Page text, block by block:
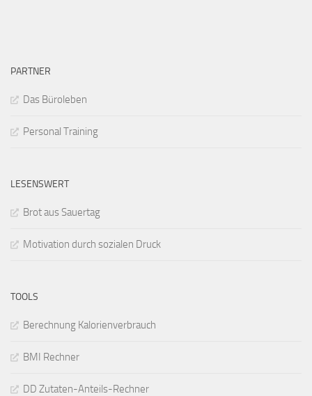
PARTNER
Das Büroleben
Personal Training
LESENSWERT
Brot aus Sauertag
Motivation durch sozialen Druck
TOOLS
Berechnung Kalorienverbrauch
BMI Rechner
DD Zutaten-Anteils-Rechner